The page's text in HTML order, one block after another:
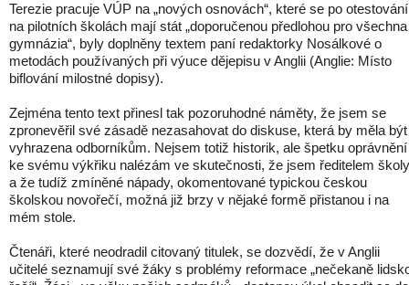
Terezie pracuje VÚP na „nových osnovách“, které se po otestování
na pilotních školách mají stát „doporučenou předlohou pro všechna
gymnázia“, byly doplněny textem paní redaktorky Nosálkové o
metodách používaných při výuce dějepisu v Anglii (Anglie: Místo
biflování milostné dopisy).
Zejména tento text přinesl tak pozoruhodné náměty, že jsem se
zpronevěřil své zásadě nezasahovat do diskuse, která by měla být
vyhrazena odborníkům. Nejsem totiž historik, ale špetku oprávnění
ke svému výkřiku nalézám ve skutečnosti, že jsem ředitelem
a že tudíž zmíněné nápady, okomentované typickou českou
školskou novořečí, možná již brzy v nějaké formě přistanou i na
mém stole.
Čtenáři, které neodradil citovaný titulek, se dozvědí, že v Anglii
učitelé seznamují své žáky s problémy reformace „nečekaně